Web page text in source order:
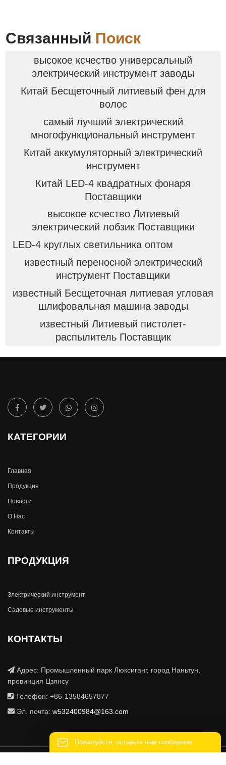
Связанный Поиск
высокое ксчество универсальный
электрический инструмент заводы
Китай Бесщеточный литиевый фен для
волос
самый лучший электрический
многофункциональный инструмент
Китай аккумуляторный электрический
инструмент
Китай LED-4 квадратных фонаря
Поставщики
высокое ксчество Литиевый
электрический лобзик Поставщики
LED-4 круглых светильника оптом
известный переносной электрический
инструмент Поставщики
известный Бесщеточная литиевая угловая
шлифовальная машина заводы
известный Литиевый пистолет-
распылитель Поставщик
КАТЕГОРИИ
Главная
Продукция
Новости
О Hас
Контакты
ПРОДУКЦИЯ
Злектрический инструмент
Садовые инструменты
КОНТАКТЫ
Адрес: Промышленный парк Люксиганг, город Наньтун,
провинция Цзянсу
Телефон: +86-13584657877
Эл. почта: w532400984@163.com
Пожалуйста, оставьте нам сообщение